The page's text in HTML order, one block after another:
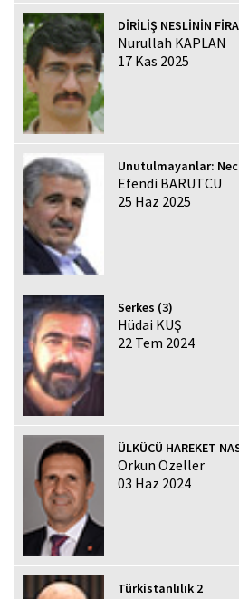
DİRİLİŞ NESLİNİN
Nurullah KAPLAN
17 Kas 2025
Unutulmayanlar:
Efendi BARUTCU
25 Haz 2025
Serkes (3)
Hüdai KUŞ
22 Tem 2024
ÜLKÜCÜ HAREKET
Orkun Özeller
03 Haz 2024
Türkistanlılık 2